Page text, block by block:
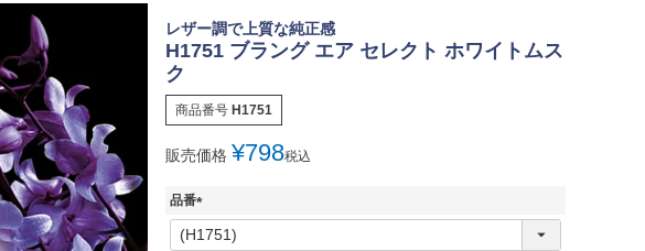
レザー調で上質な純正感
H1751 ブラング エア セレクト ホワイトムス
ク
商品番号 H1751
販売価格 ¥798税込
品番
(
必